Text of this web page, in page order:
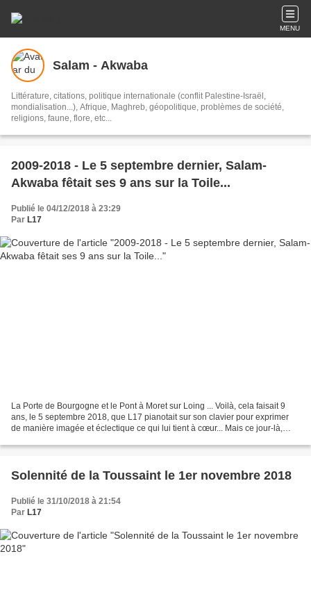
MENU
Salam - Akwaba
Littérature, citations, politique internationale (conflit Palestine-Israël,
mondialisation...), Afrique, Maghreb, géopolitique, problèmes de société,
religions, faune, flore, etc...
2009-2018 - Le 5 septembre dernier, Salam-
Akwaba fêtait ses 9 ans sur la Toile...
Publié le 04/12/2018 à 23:29
Par L17
La Porte de Bourgogne et le Pont à Moret sur Loing ... Voilà, cela faisait 9
ans, le 5 septembre 2018, que L17 pianotait sur son clavier pour exprimer
de manière imagée et éclectique ce qui lui tient à cœur... Mais ce jour-là,
Solennité de la Toussaint le 1er novembre 2018
Publié le 31/10/2018 à 21:54
Par L17